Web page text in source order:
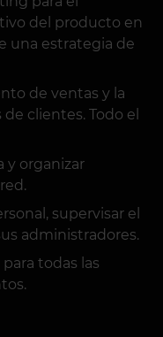
del producto en
una estrategia de
de ventas y la
clientes. Todo el
y organizar
supervisar el
administradores.
todas las